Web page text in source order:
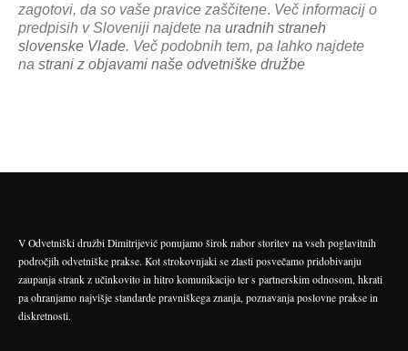
zagotovi, da so vaše pravice zaščitene. Več informacij o
predpisih v Sloveniji najdete na uradnih straneh
slovenske Vlade. Več podobnih tem, pa lahko najdete
na strani z objavami naše odvetniške družbe
V Odvetniški družbi Dimitrijević ponujamo širok nabor storitev na vseh poglavitnih
področjih odvetniške prakse. Kot strokovnjaki se zlasti posvečamo pridobivanju
zaupanja strank z učinkovito in hitro komunikacijo ter s partnerskim odnosom, hkrati
pa ohranjamo najvišje standarde pravniškega znanja, poznavanja poslovne prakse in
diskretnosti.